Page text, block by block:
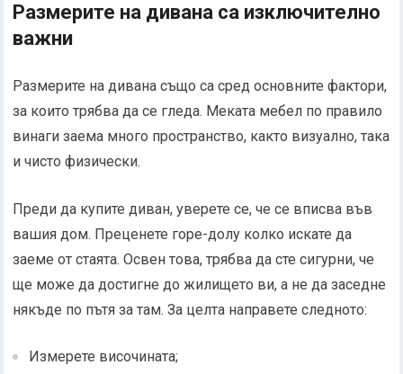
Размерите на дивана са изключително
важни
Размерите на дивана също са сред основните фактори,
за които трябва да се гледа. Меката мебел по правило
винаги заема много пространство, както визуално, така
и чисто физически.
Преди да купите диван, уверете се, че се вписва във
вашия дом. Преценете горе-долу колко искате да
заеме от стаята. Освен това, трябва да сте сигурни, че
ще може да достигне до жилището ви, а не да заседне
някъде по пътя за там. За целта направете следното:
Измерете височината;